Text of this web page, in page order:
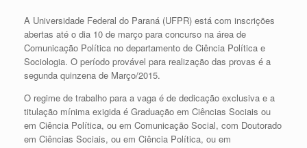
A Universidade Federal do Paraná (UFPR) está com inscrições
abertas até o dia 10 de março para concurso na área de
Comunicação Política no departamento de Ciência Política e
Sociologia. O período provável para realização das provas é a
segunda quinzena de Março/2015.
O regime de trabalho para a vaga é de dedicação exclusiva e a
titulação mínima exigida é Graduação em Ciências Sociais ou
em Ciência Política, ou em Comunicação Social, com Doutorado
em Ciências Sociais, ou em Ciência Política, ou em